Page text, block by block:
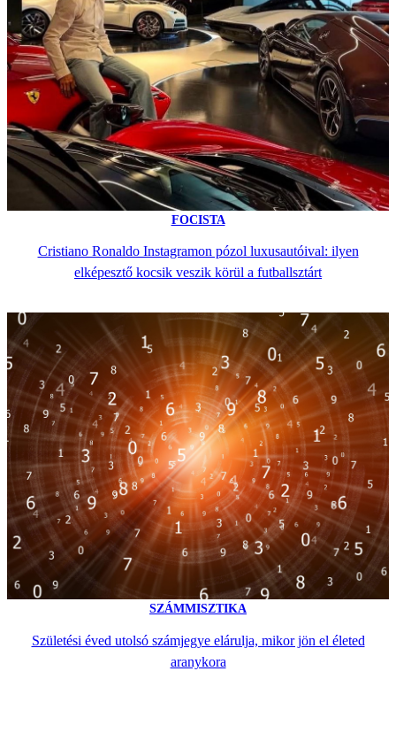
FOCISTA
Cristiano Ronaldo Instagramon pózol luxusautóival: ilyen
elképesztő kocsik veszik körül a futballsztárt
SZÁMMISZTIKA
Születési éved utolsó számjegye elárulja, mikor jön el életed
aranykora